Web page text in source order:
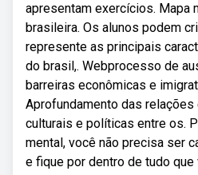
apresentam exercícios. Mapa
brasileira. Os alunos podem
represente as principais
do brasil,. Webprocesso de
barreiras econômicas e
Aprofundamento das
culturais e políticas entre os.
mental, você não precisa ser
e fique por dentro de tudo